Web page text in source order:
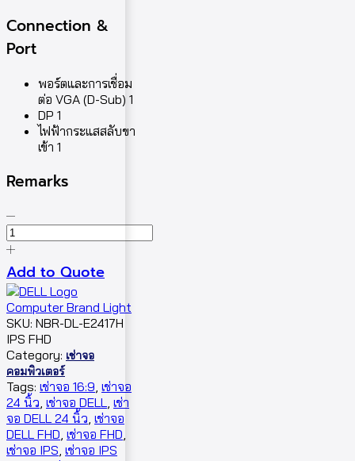
Connection &
Port
พอร์ตและการเชื่อม
ต่อ VGA (D-Sub) 1
DP 1
ไฟฟ้ากระแสสลับขา
เข้า 1
Remarks
จำนวน
เช่า
จอ
คอมพิวเตอร์
23.8"
E2417H
ชิ้น
Add to Quote
SKU: NBR-DL-E2417H
IPS FHD
Category: เช่าจอ
คอมพิวเตอร์
Tags: เช่าจอ 16:9, เช่าจอ
24 นิ้ว, เช่าจอ DELL, เช่า
จอ DELL 24 นิ้ว, เช่าจอ
DELL FHD, เช่าจอ FHD,
เช่าจอ IPS, เช่าจอ IPS